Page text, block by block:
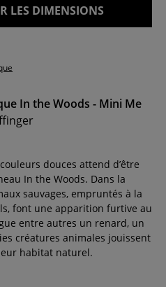
LES DIMENSIONS
In the Woods - Mini Me
douces attend d’être
In the Woods. Dans la
sauvages, empruntés à la
font une apparition furtive au
entre autres un renard, un
créatures animales jouissent
habitat naturel.